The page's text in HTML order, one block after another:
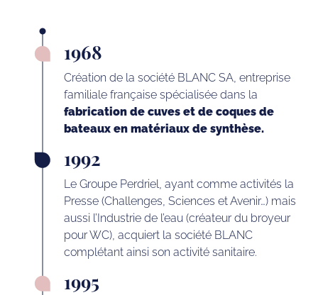
1968
Création de la société BLANC SA, entreprise
familiale française spécialisée dans la
fabrication de cuves et de coques de
bateaux en matériaux de synthèse.
1992
Le Groupe Perdriel, ayant comme activités la
Presse (Challenges, Sciences et Avenir…) mais
aussi l’Industrie de l’eau (créateur du broyeur
pour WC), acquiert la société BLANC
complétant ainsi son activité sanitaire.
1995